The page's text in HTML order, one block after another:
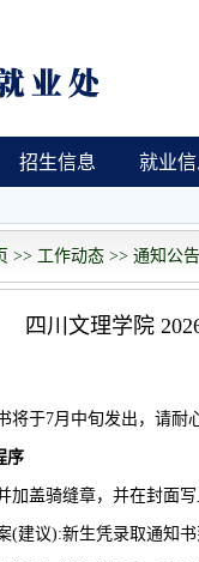
招生信息 就业
>> 工作动态 >> 通知公
四川文理学院
将于7月中旬发出，请耐
序
加盖骑缝章，并在封面
(建议):新生凭录取通知